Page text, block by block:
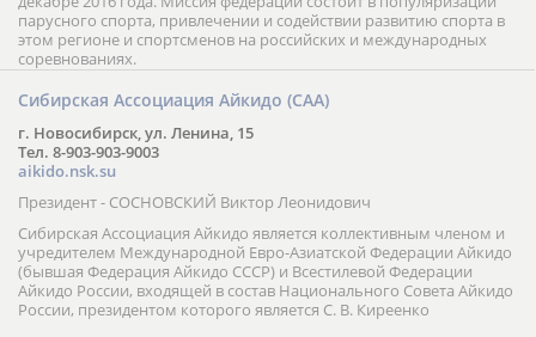
Email: info@chyf.ru
Президент - ХАДЖИЕВ Хаджиев
Региональная общественная организация “Федерация парусного
спорта” Чеченской Республики начала свою деятельность в
декабре 2016 года. Миссия федерации состоит в популяризации
парусного спорта, привлечении и содействии развитию спорта в
этом регионе и спортсменов на российских и международных
соревнованиях.
Сибирская Ассоциация Айкидо (САА)
г. Новосибирск, ул. Ленина, 15
Тел. 8-903-903-9003
aikido.nsk.su